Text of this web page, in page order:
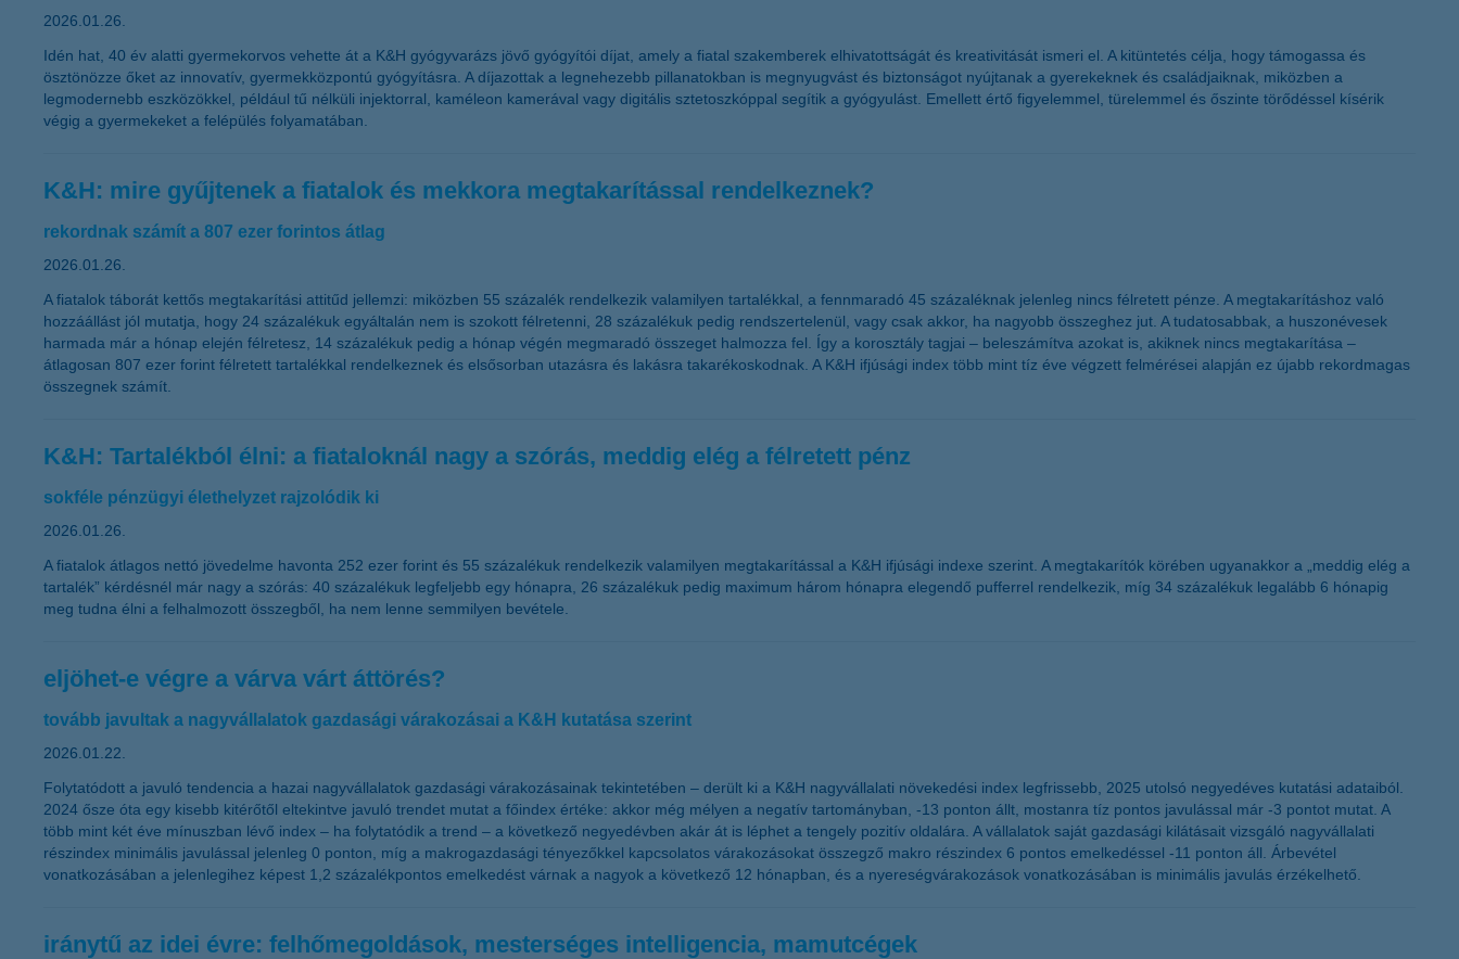
2026.01.26.
Idén hat, 40 év alatti gyermekorvos vehette át a K&H gyógyvarázs jövő gyógyítói díjat, amely a fiatal szakemberek elhivatottságát és kreativitását ismeri el. A kitüntetés célja, hogy támogassa és
ösztönözze őket az innovatív, gyermekközpontú gyógyításra. A díjazottak a legnehezebb pillanatokban is megnyugvást és biztonságot nyújtanak a gyerekeknek és családjaiknak, miközben a
legmodernebb eszközökkel, például tű nélküli injektorral, kaméleon kamerával vagy digitális sztetoszkóppal segítik a gyógyulást. Emellett értő figyelemmel, türelemmel és őszinte törődéssel kísérik
végig a gyermekeket a felépülés folyamatában.
K&H: mire gyűjtenek a fiatalok és mekkora megtakarítással rendelkeznek?
rekordnak számít a 807 ezer forintos átlag
2026.01.26.
A fiatalok táborát kettős megtakarítási attitűd jellemzi: miközben 55 százalék rendelkezik valamilyen tartalékkal, a fennmaradó 45 százaléknak jelenleg nincs félretett pénze. A megtakarításhoz való
hozzáállást jól mutatja, hogy 24 százalékuk egyáltalán nem is szokott félretenni, 28 százalékuk pedig rendszertelenül, vagy csak akkor, ha nagyobb összeghez jut. A tudatosabbak, a huszonévesek
harmada már a hónap elején félretesz, 14 százalékuk pedig a hónap végén megmaradó összeget halmozza fel. Így a korosztály tagjai – beleszámítva azokat is, akiknek nincs megtakarítása –
átlagosan 807 ezer forint félretett tartalékkal rendelkeznek és elsősorban utazásra és lakásra takarékoskodnak. A K&H ifjúsági index több mint tíz éve végzett felmérései alapján ez újabb rekordmagas
összegnek számít.
K&H: Tartalékból élni: a fiataloknál nagy a szórás, meddig elég a félretett pénz
sokféle pénzügyi élethelyzet rajzolódik ki
2026.01.26.
A fiatalok átlagos nettó jövedelme havonta 252 ezer forint és 55 százalékuk rendelkezik valamilyen megtakarítással a K&H ifjúsági indexe szerint. A megtakarítók körében ugyanakkor a „meddig elég a
tartalék” kérdésnél már nagy a szórás: 40 százalékuk legfeljebb egy hónapra, 26 százalékuk pedig maximum három hónapra elegendő pufferrel rendelkezik, míg 34 százalékuk legalább 6 hónapig
meg tudna élni a felhalmozott összegből, ha nem lenne semmilyen bevétele.
eljöhet-e végre a várva várt áttörés?
tovább javultak a nagyvállalatok gazdasági várakozásai a K&H kutatása szerint
2026.01.22.
Folytatódott a javuló tendencia a hazai nagyvállalatok gazdasági várakozásainak tekintetében – derült ki a K&H nagyvállalati növekedési index legfrissebb, 2025 utolsó negyedéves kutatási adataiból.
2024 ősze óta egy kisebb kitérőtől eltekintve javuló trendet mutat a főindex értéke: akkor még mélyen a negatív tartományban, -13 ponton állt, mostanra tíz pontos javulással már -3 pontot mutat. A
több mint két éve mínuszban lévő index – ha folytatódik a trend – a következő negyedévben akár át is léphet a tengely pozitív oldalára. A vállalatok saját gazdasági kilátásait vizsgáló nagyvállalati
részindex minimális javulással jelenleg 0 ponton, míg a makrogazdasági tényezőkkel kapcsolatos várakozásokat összegző makro részindex 6 pontos emelkedéssel -11 ponton áll. Árbevétel
vonatkozásában a jelenlegihez képest 1,2 százalékpontos emelkedést várnak a nagyok a következő 12 hónapban, és a nyereségvárakozások vonatkozásában is minimális javulás érzékelhető.
iránytű az idei évre: felhőmegoldások, mesterséges intelligencia, mamutcégek